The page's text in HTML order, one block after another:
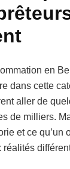
en
dans cette
aller de
de milliers.
et ce qu’un
réalités